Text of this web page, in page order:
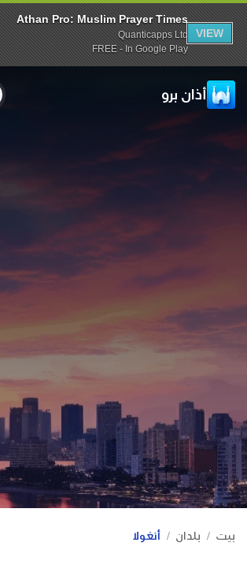
Athan Pro: Muslim Prayer Times
Quanticapps Ltd
FREE - In Google Play
VIEW
أذان برو
بيت / بلدان / أنغولا